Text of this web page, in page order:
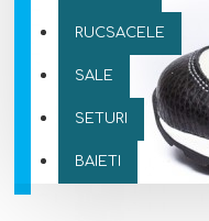
RUCSACELE
SALE
SETURI
BAIETI